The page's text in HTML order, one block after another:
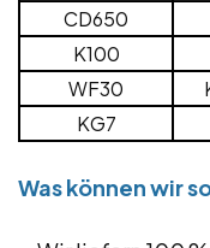
CD650
K100
WF30
KG7
Was können wir